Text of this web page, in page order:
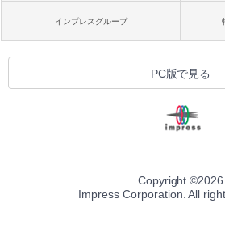
インプレスグループ
PC版で見る
Copyright ©2026
Impress Corporation. All